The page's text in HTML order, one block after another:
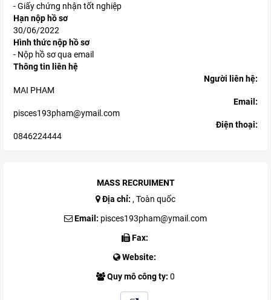
- Giấy chứng nhận tốt nghiệp
Hạn nộp hồ sơ
30/06/2022
Hình thức nộp hồ sơ
- Nộp hồ sơ qua email
Thông tin liên hệ
Người liên hệ:
MAI PHAM
Email:
pisces193pham@ymail.com
Điện thoại:
0846224444
MASS RECRUIMENT
Địa chỉ: , Toàn quốc
Email: pisces193pham@ymail.com
Fax:
Website:
Quy mô công ty: 0